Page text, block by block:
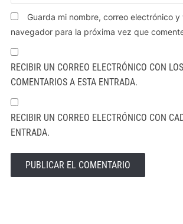
Guarda mi nombre, correo electrónico y
navegador para la próxima vez que
RECIBIR UN CORREO ELECTRÓNICO CON
COMENTARIOS A ESTA ENTRADA.
RECIBIR UN CORREO ELECTRÓNICO CON
ENTRADA.